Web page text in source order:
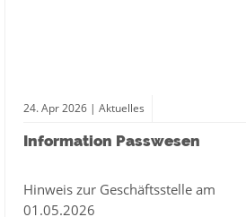
24.Apr2026 | Aktuelles
Information Passwesen
Hinweis zur Geschäftsstelle am
01.05.2026